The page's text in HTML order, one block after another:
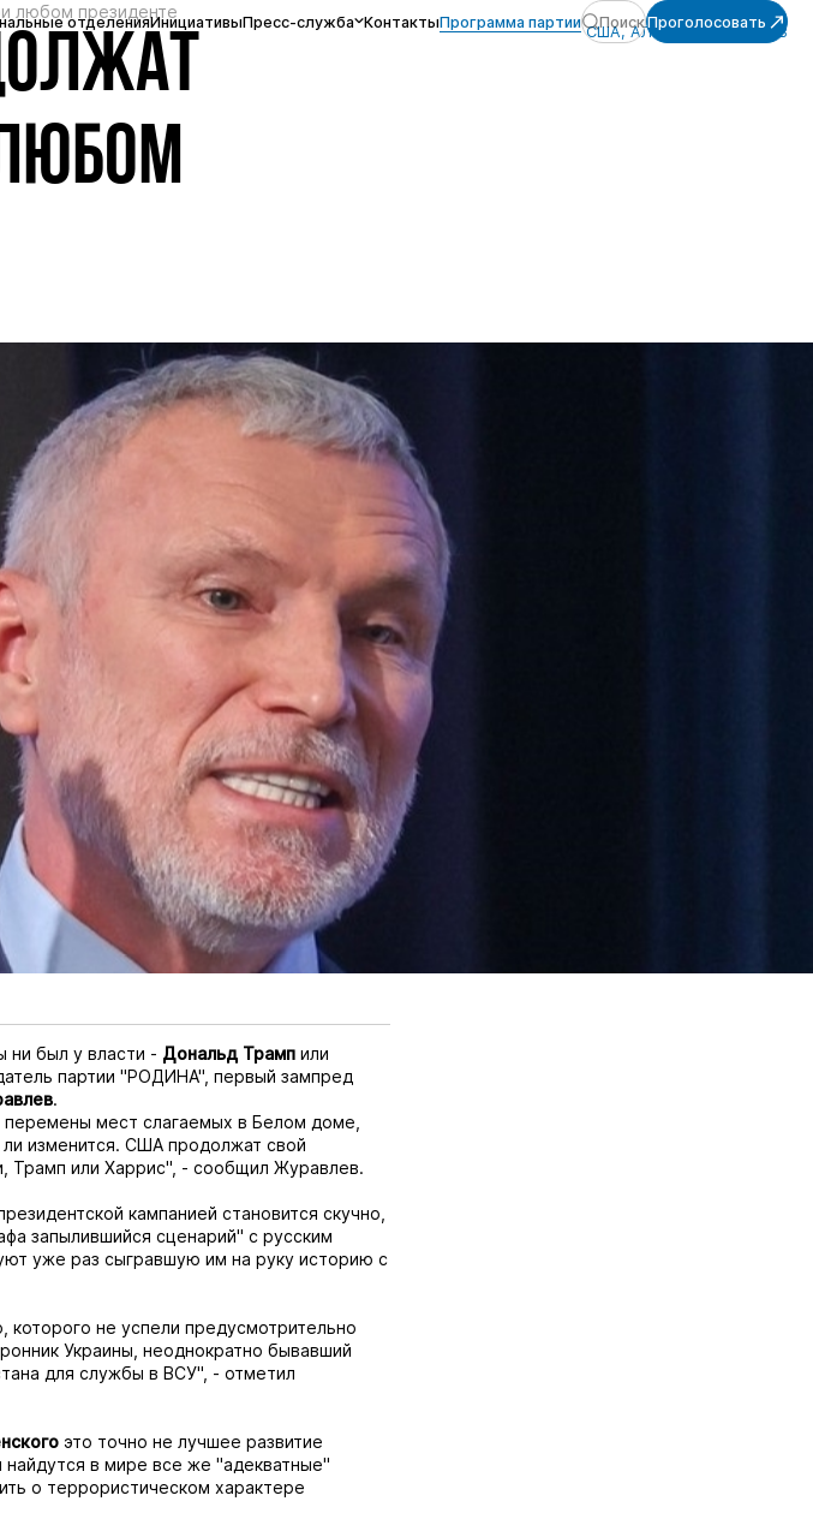
отделенияИнициативыПресс-служба КонтактыПрограмма партии ПоискПроголосовать
любом президенте
США, АЛЕКСЕЙ ЖУРАВЛЁВ
ни был у власти - Дональд Трампили
партии "РОДИНА", первый зампред
.
мест слагаемых в Белом доме,
изменится. США продолжат свой
Трамп или Харрис", - сообщил Журавлев.
кампанией становится скучно,
запылившийся сценарий" с русским
уже раз сыгравшую им на руку историю с
не успели предусмотрительно
Украины, неоднократно бывавший
для службы в ВСУ", - отметил
это точно не лучшее развитие
в мире все же "адекватные"
о террористическом характере